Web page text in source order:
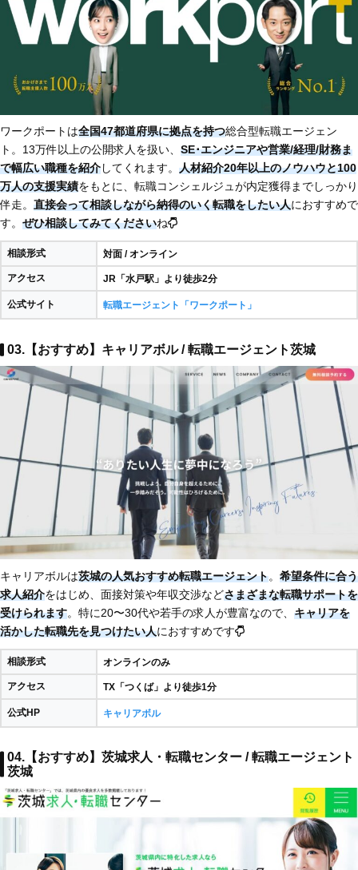
ワークポートは全国47都道府県に拠点を持つ総合型転職エージェン
ト。13万件以上の公開求人を扱い、 SE･エンジニアや営業/経理/財務ま
で幅広い職種を紹介してくれます。 人材紹介20年以上のノウハウと100
万人の支援実績をもとに、転職コンシェルジュが内定獲得までしっかり
伴走。 直接会って相談しながら納得のいく転職をしたい人におすすめで
す。 ぜひ相談してみてくださいね
相談形式 対面 / オンライン
アクセス JR「水戸駅」より徒歩2分
公式サイト 転職エージェント「ワークポート」
03.【おすすめ】キャリアボル / 転職エージェント茨城
キャリアボルは茨城の人気おすすめ転職エージェント。 希望条件に合う
求人紹介をはじめ、面接対策や年収交渉などさまざまな転職サポートを
受けられます。特に20〜30代や若手の求人が豊富なので、 キャリアを
活かした転職先を見つけたい人におすすめです
相談形式 オンラインのみ
アクセス TX「つくば」より徒歩1分
公式HP キャリアボル
04.【おすすめ】茨城求人・転職センター / 転職エージェント
茨城